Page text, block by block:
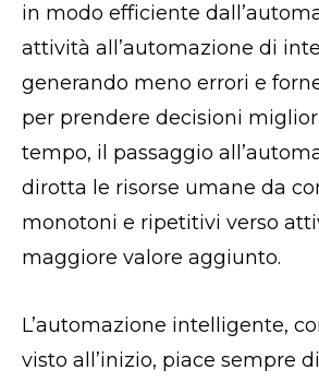
in modo efficiente
attività all’automazione di
generando meno errori e
per prendere decisioni
tempo, il passaggio
dirotta le risorse umane da
monotoni e ripetitivi verso
maggiore valore aggiunto.
L’automazione intelligente,
visto all’inizio, piace sempre